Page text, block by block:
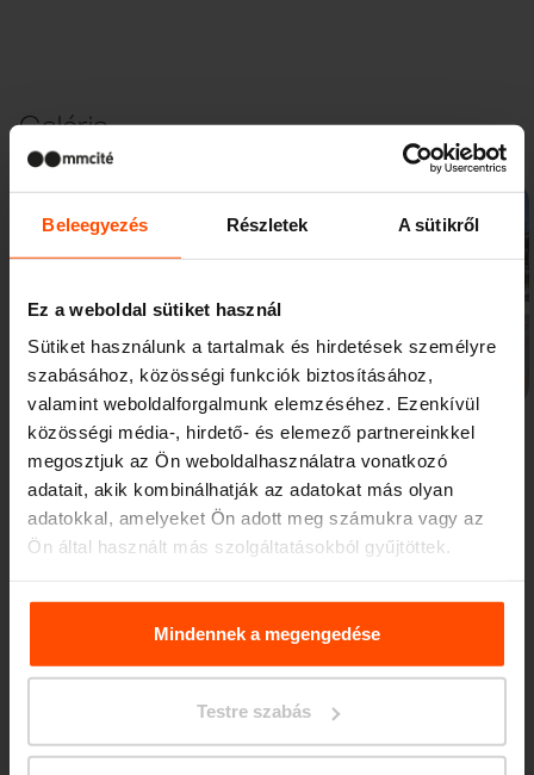
Beleegyezés Részletek A sütikről
Ez a weboldal sütiket használ
Sütiket használunk a tartalmak és hirdetések személyre
szabásához, közösségi funkciók biztosításához,
valamint weboldalforgalmunk elemzéséhez. Ezenkívül
közösségi média-, hirdető- és elemező partnereinkkel
megosztjuk az Ön weboldalhasználatra vonatkozó
adatait, akik kombinálhatják az adatokat más olyan
adatokkal, amelyeket Ön adott meg számukra vagy az
Ön által használt más szolgáltatásokból gyűjtöttek.
További információért kérjük, látogasson el aPrinciples
Relating to the Processing. Personal Data
Mindennek a megengedése
Testre szabás
Galéria
Előző Következő
Újdonságok
A diákok megújították az
iskola előtti teret
Az apró változtatások is nagy hatással